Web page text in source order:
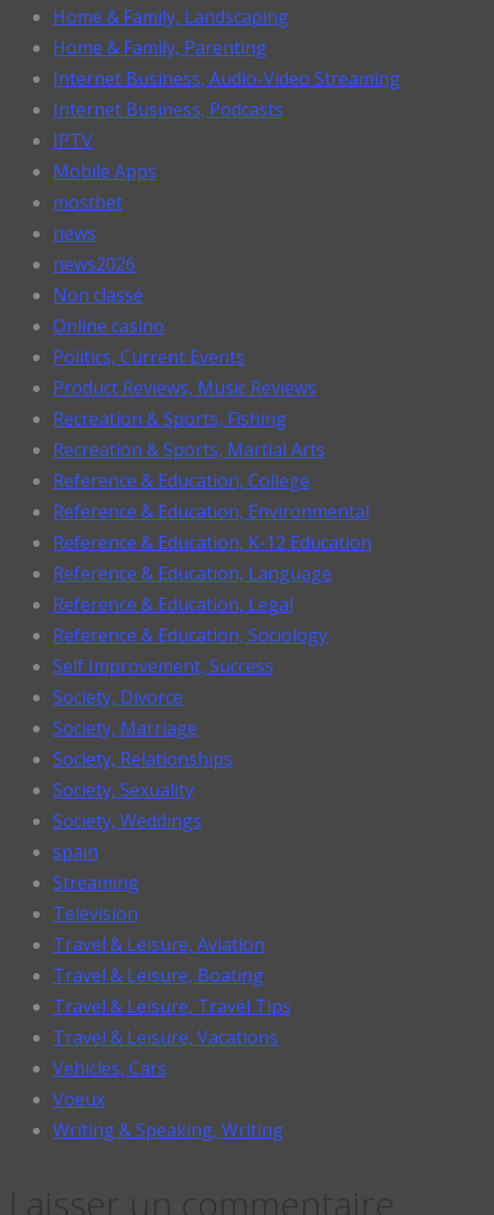
Home & Family, Landscaping
Home & Family, Parenting
Internet Business, Audio-Video Streaming
Internet Business, Podcasts
IPTV
Mobile Apps
mostbet
news
news2026
Non classé
Online casino
Politics, Current Events
Product Reviews, Music Reviews
Recreation & Sports, Fishing
Recreation & Sports, Martial Arts
Reference & Education, College
Reference & Education, Environmental
Reference & Education, K-12 Education
Reference & Education, Language
Reference & Education, Legal
Reference & Education, Sociology
Self Improvement, Success
Society, Divorce
Society, Marriage
Society, Relationships
Society, Sexuality
Society, Weddings
spain
Streaming
Television
Travel & Leisure, Aviation
Travel & Leisure, Boating
Travel & Leisure, Travel Tips
Travel & Leisure, Vacations
Vehicles, Cars
Voeux
Writing & Speaking, Writing